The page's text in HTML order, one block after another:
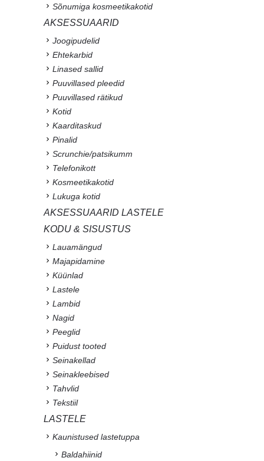
Sõnumiga kosmeetikakotid
AKSESSUAARID
Joogipudelid
Ehtekarbid
Linased sallid
Puuvillased pleedid
Puuvillased rätikud
Kotid
Kaarditaskud
Pinalid
Scrunchie/patsikumm
Telefonikott
Kosmeetikakotid
Lukuga kotid
AKSESSUAARID LASTELE
KODU & SISUSTUS
Lauamängud
Majapidamine
Küünlad
Lastele
Lambid
Nagid
Peeglid
Puidust tooted
Seinakellad
Seinakleebised
Tahvlid
Tekstiil
LASTELE
Kaunistused lastetuppa
Baldahiinid